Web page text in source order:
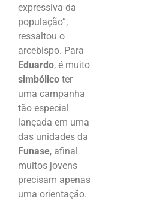
expressiva da
população”,
ressaltou o
arcebispo. Para
Eduardo, é muito
simbólico ter
uma campanha
tão especial
lançada em uma
das unidades da
Funase, afinal
muitos jovens
precisam apenas
uma orientação.